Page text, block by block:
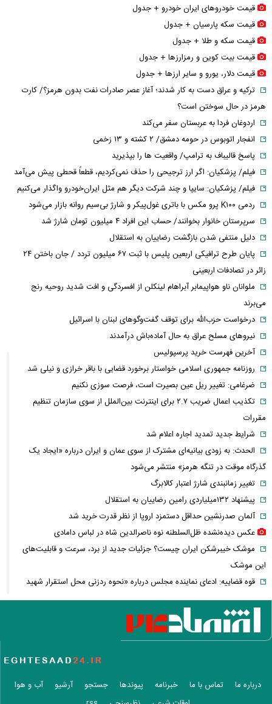
قیمت خودرو‌های ایران خودرو + جدول
قیمت سکه پارسیان + جدول
قیمت سکه و طلا + جدول
قیمت بیت کوین و رمزارز‌ها + جدول
قیمت دلار، یورو و سایر ارز‌ها + جدول
ترکیه و عراق دست به کار شدند؛ آغاز عصر صادرات نفت بدون هرمز؟/ کارت
هرمز در حال سوختن است؟
اردوغان فردا به عربستان سفر می‌کند
انفجار اتوبوس در حومه دمشق/ ۲ کشته و ۱۳ زخمی
پاسخ قالیباف به ترامپ/ واقعیت ها را بپذیرید
فیلم/ پزشکیان: اگر ارز ترجیحی را حذف نمی‌کردیم، قطعاً قحطی پیش می‌آمد
فیلم/ پزشکیان: سایپا و چند شرکت دیگر هم مثل ایران‌خودرو واگذار می‌کنیم
ردمی K۱۰۰ پرو مکس با باتری غول‌پیکر و شارژ بی‌سیم روانه بازار می‌شود
سرپرستان خانوار بخوانند/ حساب این افراد ۴ میلیون تومان شارژ شد
دلیل منتفی شدن بازگشت رضاییان به استقلال
پایان طرح ترافیکی اربعین پلیس با ثبت ۶۷ میلیون تردد / جان باختن ۲۴
زائر در تصادفات اربعینی
ملوانان ناو هواپیمابر آبراهام لینکلن از افسردگی و افت شدید روحیه رنج
می‌برند
درخواست حزب‌الله برای توقف گفت‌وگوهای لبنان با اسرائیل
نیروهای مسلح عراق به حال آماده‌باش درآمدند
آخرین فهرست خرید پرسپولیس
روزنامه جمهوری اسلامی خواستار برخورد قضایی با باقر خرازی و نیلی شد
ضرغامی: تغییر ریل عین بصیرت است، فرصت سوزی نکنیم
تکذیب اعمال ضریب ۲.۷ برای اینترنت بین‌الملل از سوی سازمان تنظیم
مقررات
شرایط جدید تمدید اجاره اعلام شد
الحدث: به زودی بیانیه‌ای مشترک از سوی عمان و ایران درباره «ایجاد یک
گذرگاه موقت در تنگه هرمز» منتشر می‌شود
تغییر زمانبندی‌ شارژ اعتبار کالابرگ
پیشنهاد ۱۳۲میلیاردی رامین رضاییان به استقلال
آلمان صدرنشین حداقل دستمزد اروپا از نظر قدرت خرید شد
عکس دیده‌نشده ظل‌السلطنه نوه ناصرالدین شاه در لباس دامادی
موشک خیبرشکن ایران چیست؟ جزئیات جدید از برد، سرعت و قابلیت‌های
این موشک
قوه قضاییه: ادعای نماینده مجلس درباره «نحوه ردزنی محل استقرار شهید
لاریجانی» صحت ندارد
قدرت‌نمایی تکاوران ارتش
شرط جدید بازنشستگی اعلام شد؛ چه کسانی باید بیشتر کار کنند؟
کدام بازیکنان تیم فوتبال ایران هنوز تیم پیدا نکرده‌اند؟ + فهرست کامل
آیا دکترین اختاپوس در برابر ایران ناکام ماند؟ بررسی یک راهبرد جنجالی
درباره ما تماس با ما خبرنامه پیوندها جستجو آرشیو
آب و هوا